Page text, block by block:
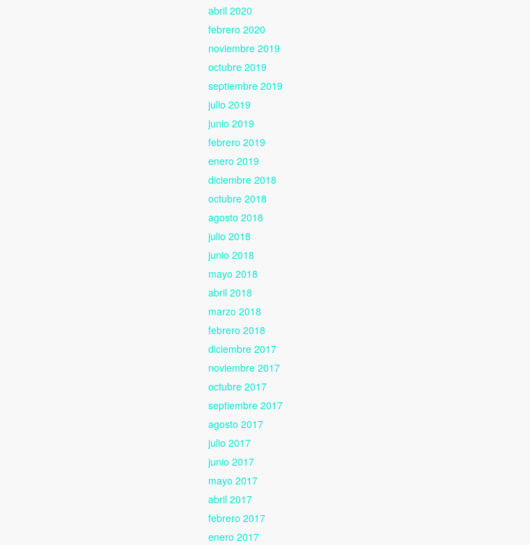
abril 2020
febrero 2020
noviembre 2019
octubre 2019
septiembre 2019
julio 2019
junio 2019
febrero 2019
enero 2019
diciembre 2018
octubre 2018
agosto 2018
julio 2018
junio 2018
mayo 2018
abril 2018
marzo 2018
febrero 2018
diciembre 2017
noviembre 2017
octubre 2017
septiembre 2017
agosto 2017
julio 2017
junio 2017
mayo 2017
abril 2017
febrero 2017
enero 2017